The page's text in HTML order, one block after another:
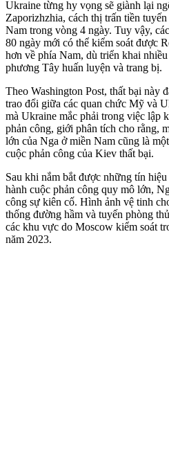
Ukraine từng hy vọng sẽ giành lại
Zaporizhzhia, cách thị trấn tiền
Nam trong vòng 4 ngày. Tuy vậy,
80 ngày mới có thể kiểm soát được
hơn về phía Nam, dù triển khai
phương Tây huấn luyện và trang bị.
Theo Washington Post, thất bại này
trao đổi giữa các quan chức Mỹ và
mà Ukraine mắc phải trong việc lập
phản công, giới phân tích cho rằng,
lớn của Nga ở miền Nam cũng là
cuộc phản công của Kiev thất bại.
Sau khi nắm bắt được những tín
hành cuộc phản công quy mô lớn,
công sự kiên cố. Hình ảnh vệ tinh
thống đường hầm và tuyến phòng
các khu vực do Moscow kiểm soát
năm 2023.